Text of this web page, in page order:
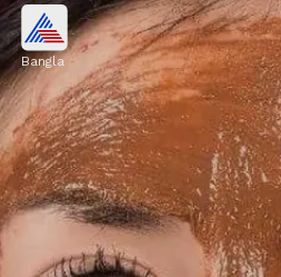
পার্লারের টাকা
৫ থেকে ৭ মিনিট হালকা স্টিম
পোরস খুলে যাবে এবং ময়লা
করবে। খুব গরম ভাপ ত্বকের
সতর্ক
Image credits: pinterest
Bangla